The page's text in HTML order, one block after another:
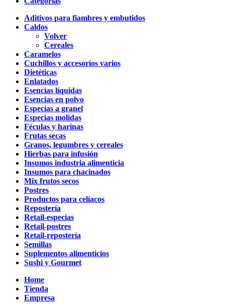
Aditivos para fiambres y embutidos
Caldos
Volver
Cereales
Caramelos
Cuchillos y accesorios varios
Dietéticas
Enlatados
Esencias líquidas
Esencias en polvo
Especias a granel
Especias molidas
Féculas y harinas
Frutas secas
Granos, legumbres y cereales
Hierbas para infusión
Insumos industria alimenticia
Insumos para chacinados
Mix frutos secos
Postres
Productos para celíacos
Repostería
Retail-especias
Retail-postres
Retail-repostería
Semillas
Suplementos alimenticios
Sushi y Gourmet
Home
Tienda
Empresa